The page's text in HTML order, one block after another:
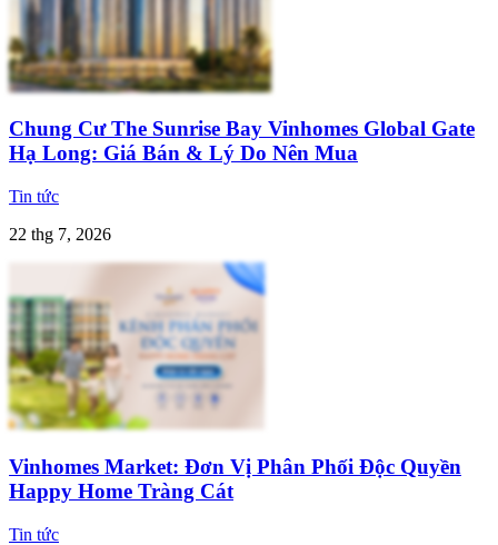
Chung Cư The Sunrise Bay Vinhomes Global Gate
Hạ Long: Giá Bán & Lý Do Nên Mua
Tin tức
22 thg 7, 2026
Vinhomes Market: Đơn Vị Phân Phối Độc Quyền
Happy Home Tràng Cát
Tin tức